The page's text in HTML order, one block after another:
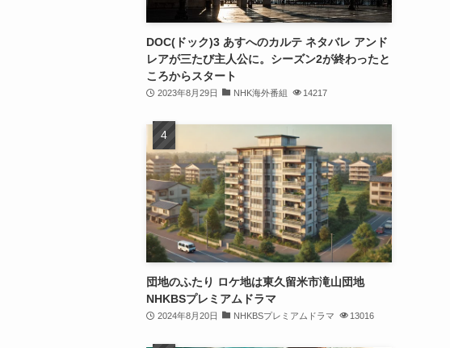
DOC(ドック)3 あすへのカルテ ネタバレ アンド
レアが三たび主人公に。シーズン2が終わったと
ころからスタート
2023年8月29日 NHK海外番組 14217
団地のふたり ロケ地は東久留米市滝山団地
NHKBSプレミアムドラマ
2024年8月20日 NHKBSプレミアムドラマ 13016